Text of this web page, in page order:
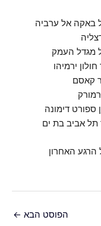
הרגע האחרון
הפוסט הבא ←